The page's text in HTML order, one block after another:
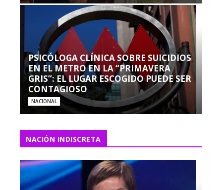
PSICÓLOGA CLÍNICA SOBRE SUICIDIOS
EN EL METRO EN LA “PRIMAVERA
GRIS”: EL LUGAR ESCOGIDO PUEDE SER
CONTAGIOSO
NACIONAL
NACIÓN INDISCRETA